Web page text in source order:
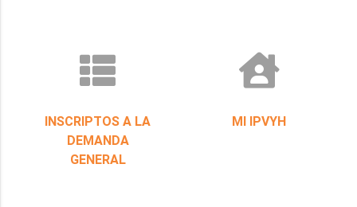
INSCRIPTOS A LA
DEMANDA
GENERAL
MI IPVYH